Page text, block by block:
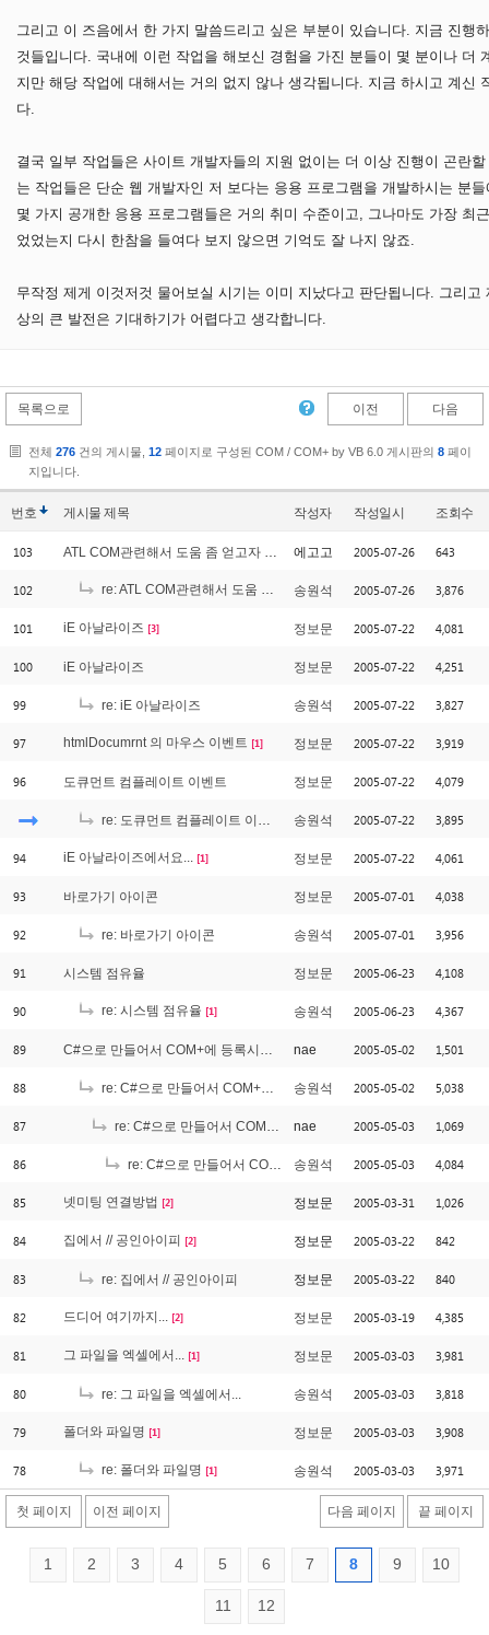
그리고 이 즈음에서 한 가지 말씀드리고 싶은 부분이 있습니다. 지금 진
것들입니다. 국내에 이런 작업을 해보신 경험을 가진 분들이 몇 분이나
지만 해당 작업에 대해서는 거의 없지 않나 생각됩니다. 지금 하시고 계
다.
결국 일부 작업들은 사이트 개발자들의 지원 없이는 더 이상 진행이 곤란
는 작업들은 단순 웹 개발자인 저 보다는 응용 프로그램을 개발하시는 분
몇 가지 공개한 응용 프로그램들은 거의 취미 수준이고, 그나마도 가장
었었는지 다시 한참을 들여다 보지 않으면 기억도 잘 나지 않죠.
무작정 제게 이것저것 물어보실 시기는 이미 지났다고 판단됩니다. 그리
상의 큰 발전은 기대하기가 어렵다고 생각합니다.
목록으로 이전 다음
전체 276 건의 게시물, 12 페이지로 구성된 COM / COM+ by VB 6.0 게시판의 8 페이
지입니다.
번호 게시물제목 작성자 작성일시 조회수
103 ATL COM관련해서 도움 좀 얻고자 합니다.. 에고고 2005-07-26 643
102 re: ATL COM관련해서 도움 좀 얻고자 합니다.. [1]
송원석 2005-07-26 3,876
101 iE 아날라이즈 [3] 정보문 2005-07-22 4,081
100 iE 아날라이즈 정보문 2005-07-22 4,251
99 re: iE 아날라이즈 송원석 2005-07-22 3,827
97 htmlDocumrnt 의 마우스 이벤트 [1] 정보문 2005-07-22 3,919
96 도큐먼트 컴플레이트 이벤트 정보문 2005-07-22 4,079
re: 도큐먼트 컴플레이트 이벤트 송원석 2005-07-22 3,895
94 iE 아날라이즈에서요... [1] 정보문 2005-07-22 4,061
93 바로가기 아이콘 정보문 2005-07-01 4,038
92 re: 바로가기 아이콘 송원석 2005-07-01 3,956
91 시스템 점유율 정보문 2005-06-23 4,108
90 re: 시스템 점유율 [1] 송원석 2005-06-23 4,367
89 C#으로 만들어서 COM+에 등록시켰는데.. nae 2005-05-02 1,501
88 re: C#으로 만들어서 COM+에 등록시켰는데.. 송원석 2005-05-02 5,038
87 re: C#으로 만들어서 COM+에 등록시켰는데.. nae 2005-05-03 1,069
86 re: C#으로 만들어서 COM+에 등록시켰는데.. 송원석 2005-05-03 4,084
85 넷미팅 연결방법 [2] 정보문 2005-03-31 1,026
84 집에서 // 공인아이피 [2] 정보문 2005-03-22 842
83 re: 집에서 // 공인아이피 정보문 2005-03-22 840
82 드디어 여기까지... [2] 정보문 2005-03-19 4,385
81 그 파일을 엑셀에서... [1] 정보문 2005-03-03 3,981
80 re: 그 파일을 엑셀에서... 송원석 2005-03-03 3,818
79 폴더와 파일명 [1] 정보문 2005-03-03 3,908
78 re: 폴더와 파일명 [1] 송원석 2005-03-03 3,971
첫 페이지 이전 페이지 다음 페이지 끝 페이지
1 2 3 4 5 6 7 8 9 10
11 12